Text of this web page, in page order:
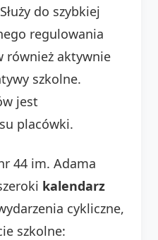
do szybkiej
regulowania
również aktywnie
szkolne.
jest
placówki.
44 im. Adama
kalendarz
cykliczne,
szkolne: